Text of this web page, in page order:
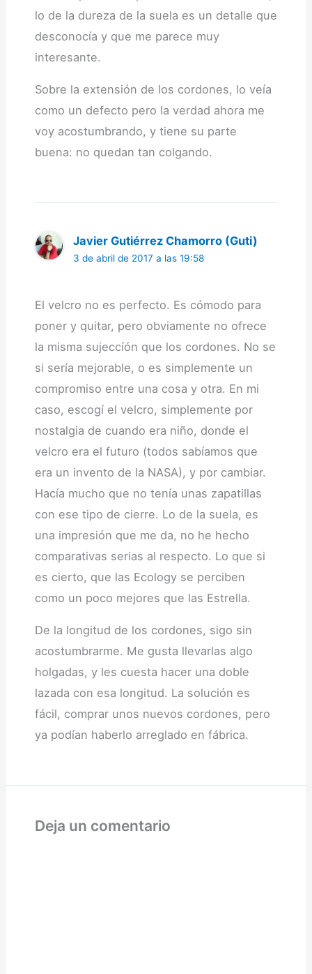
lo de la dureza de la suela es un detalle que
desconocía y que me parece muy
interesante.
Sobre la extensión de los cordones, lo veía
como un defecto pero la verdad ahora me
voy acostumbrando, y tiene su parte
buena: no quedan tan colgando.
Javier Gutiérrez Chamorro (Guti)
3 de abril de 2017 a las 19:58
El velcro no es perfecto. Es cómodo para
poner y quitar, pero obviamente no ofrece
la misma sujeccíón que los cordones. No se
si sería mejorable, o es simplemente un
compromiso entre una cosa y otra. En mi
caso, escogí el velcro, simplemente por
nostalgia de cuando era niño, donde el
velcro era el futuro (todos sabíamos que
era un invento de la NASA), y por cambiar.
Hacía mucho que no tenía unas zapatillas
con ese tipo de cierre. Lo de la suela, es
una impresión que me da, no he hecho
comparativas serias al respecto. Lo que si
es cierto, que las Ecology se perciben
como un poco mejores que las Estrella.
De la longitud de los cordones, sigo sin
acostumbrarme. Me gusta llevarlas algo
holgadas, y les cuesta hacer una doble
lazada con esa longitud. La solución es
fácil, comprar unos nuevos cordones, pero
ya podían haberlo arreglado en fábrica.
Deja un comentario